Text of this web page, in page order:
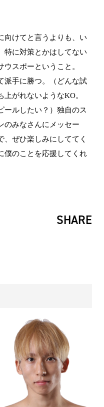
向けてと言うよりも、い
特に対策とかはしてない
スポーということ。
派手に勝つ。（どんな試
がれないようなKO。
ールしたい？）独自のス
のみなさんにメッセー
、ぜひ楽しみにしててく
僕のことを応援してくれ
SHARE